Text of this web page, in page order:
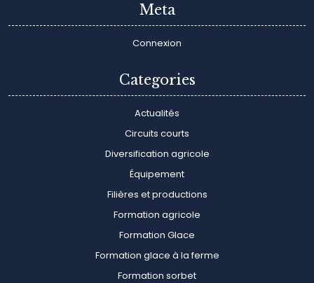
Meta
Connexion
Categories
Actualités
Circuits courts
Diversification agricole
Équipement
Filières et productions
Formation agricole
Formation Glace
Formation glace à la ferme
Formation sorbet